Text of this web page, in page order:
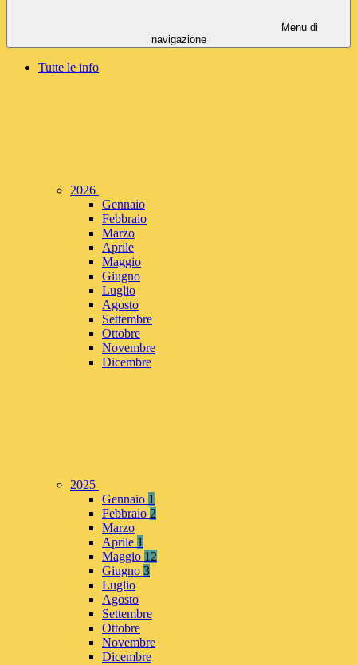
Menu di
navigazione
Tutte le info
2026
Gennaio
Febbraio
Marzo
Aprile
Maggio
Giugno
Luglio
Agosto
Settembre
Ottobre
Novembre
Dicembre
2025
Gennaio 1
Febbraio 2
Marzo
Aprile 1
Maggio 12
Giugno 3
Luglio
Agosto
Settembre
Ottobre
Novembre
Dicembre